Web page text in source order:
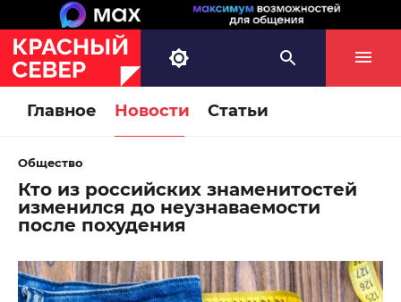
Главное Новости Статьи
Общество
Кто из российских знаменитостей
изменился до неузнаваемости
после похудения